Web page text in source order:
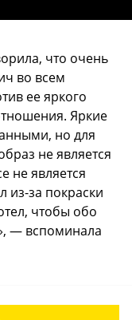
что очень
во всем
ее яркого
Яркие
но для
не является
не является
за покраски
чтобы обо
— вспоминала